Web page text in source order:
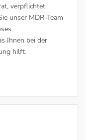
verpflichtet
unser MDR-Team
Ihnen bei der
hilft.